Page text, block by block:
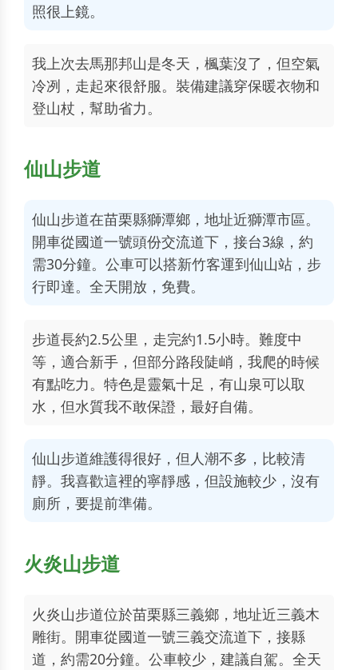
照很上鏡。
我上次去馬那邦山是冬天，楓葉沒了，但空氣
冷冽，走起來很舒服。裝備建議穿保暖衣物和
登山杖，幫助省力。
仙山步道
仙山步道在苗栗縣獅潭鄉，地址近獅潭市區。
開車從國道一號頭份交流道下，接台3線，約
需30分鐘。公車可以搭新竹客運到仙山站，步
行即達。全天開放，免費。
步道長約2.5公里，走完約1.5小時。難度中
等，適合新手，但部分路段陡峭，我爬的時候
有點吃力。特色是靈氣十足，有山泉可以取
水，但水質我不敢保證，最好自備。
仙山步道維護得很好，但人潮不多，比較清
靜。我喜歡這裡的寧靜感，但設施較少，沒有
廁所，要提前準備。
火炎山步道
火炎山步道位於苗栗縣三義鄉，地址近三義木
雕街。開車從國道一號三義交流道下，接縣
道，約需20分鐘。公車較少，建議自駕。全天